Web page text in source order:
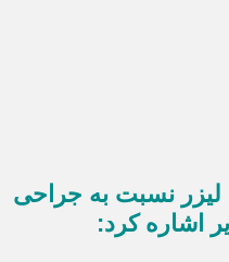
لیزر نسبت به جراحی
اشاره کرد: